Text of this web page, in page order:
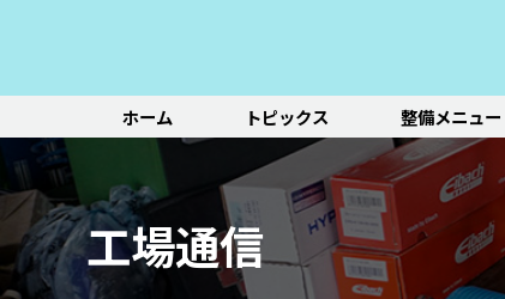
ホーム トピックス 整備メニュー
整備メニュー
レッドポイントが推奨す
る、すべての車種に共通
する基本整備と、車両の
状態に応じた３段階のセ
ットメニューをご紹介し
一覧ページ
基本整備一覧
ADAS（先進運転支
エアコン整備
初診点検・セットメ
初診点検
ステージ2／ステージ
レッドポイント
パーツ
オリジナル&おすすめパ
ーツのご紹介
一覧ページ
車種別選択
ルノー
機能別選択
エンジン/駆動系
ホイール/タイヤ
その他のサービ
ス
新車の販売や中古車販
売、ならびに買い取りや
レンタカー等のサービス
を行なっております。
一覧ページ
新車販売・整備
その他サービス
工場通信